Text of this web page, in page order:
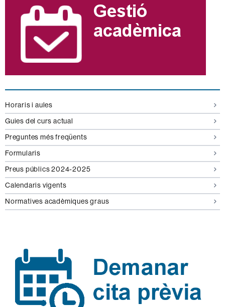
Horaris i aules
Guies del curs actual
Preguntes més freqüents
Formularis
Preus públics 2024-2025
Calendaris vigents
Normatives acadèmiques graus